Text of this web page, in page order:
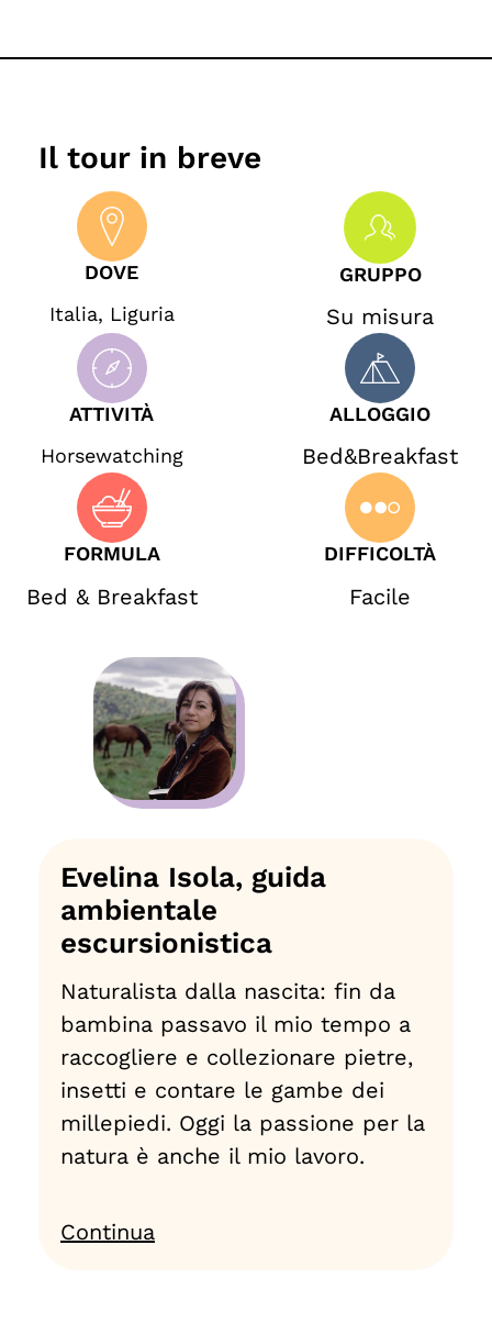
Il tour in breve
DOVE
Italia, Liguria
GRUPPO
Su misura
ATTIVITÀ
Horsewatching
ALLOGGIO
Bed&Breakfast
FORMULA
Bed & Breakfast
DIFFICOLTÀ
Facile
Evelina Isola, guida
ambientale
escursionistica
Naturalista dalla nascita: fin da
bambina passavo il mio tempo a
raccogliere e collezionare pietre,
insetti e contare le gambe dei
millepiedi. Oggi la passione per la
natura è anche il mio lavoro.
Continua